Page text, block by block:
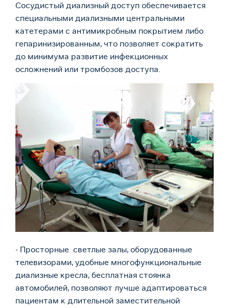
Сосудистый диализный доступ обеспечивается
специальными диализными центральными
катетерами с антимикробным покрытием либо
гепаринизированным, что позволяет сократить
до минимума развитие инфекционных
осложнений или тромбозов доступа.
- Просторные светлые залы, оборудованные
телевизорами, удобные многофункциональные
диализные кресла, бесплатная стоянка
автомобилей, позволяют лучше адаптироваться
пациентам к длительной заместительной